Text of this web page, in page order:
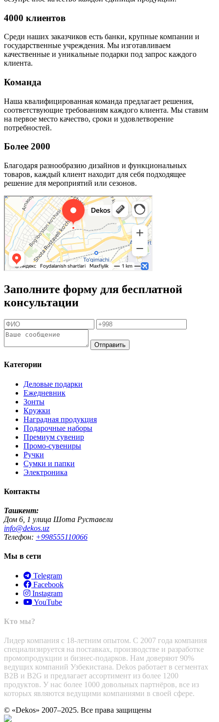
4000 клиентов
Среди наших заказчиков есть банки, крупные компании и
государственные учреждения. Мы изготавливаем
качественные и уникальные подарки под запрос каждого
клиента.
Команда
Наша квалифицированная команда предлагает решения,
соответствующие требованиям каждого клиента. Мы ставим
на первое место качество, сроки и удовлетворение
потребностей.
Более 2000
Благодаря разнообразию дизайнов и функциональных
товаров, каждый клиент находит для себя подходящее
решение для мероприятий или сезонов.
Заполните форму для бесплатной
консультации
Отправить
Категории
Деловые подарки
Ежедневник
Зонты
Кружки
Наградная продукция
Подарочные наборы
Премиум сувенир
Промо-сувениры
Ручки
Сумки и папки
Электроника
Контакты
Ташкент:
Дом 6, 1 улица Шота Руставели
info@dekos.uz
Телефон: +998555110066
Мы в сети
Telegram
Facebook
Instagram
YouTube
Кто мы?
Лидер компания с 18-летним опытом. С 2007 года компания
специализируется на поставках, производстве и разработке
промопродукции и бизнес-подарков. Нам доверяют 90%
ведущих компаний Узбекистана. Dekos работает в сегментах
B2B и B2G и предлагает ассортимент из более 1200
продуктов. У нас более 1000 довольных партнёров, все из
которых являются ведущими компаниями в своей сфере.
© «Dekos» 2007–2025. Все права защищены